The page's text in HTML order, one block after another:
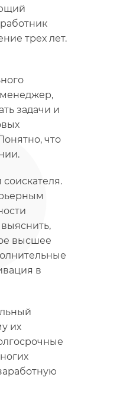
трех лет.
задачи и
что
высшее
в
их